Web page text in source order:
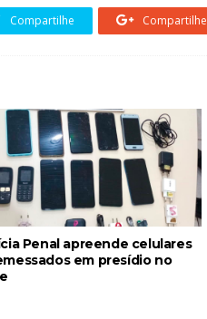
Compartilhe Compartilhe
Penal apreende celulares
em presídio no